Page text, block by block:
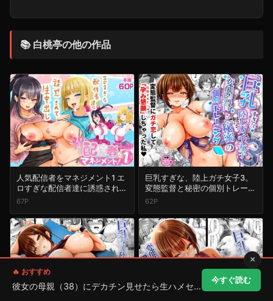
📚 白桃亭の他の作品
人気配信者をマネジメント1 エ
ロすぎな配信者達に誘惑されて
中出し
67P
巨乳すぎな、陸上ガチ女子3。
変態監督と秘密の個別トレーニ
ング 変態監督にガチ恋して
62P
×
🔥 おすすめ
彼女の母親（38）にデカチン見せたら生ハメセックス...
今すぐ読む